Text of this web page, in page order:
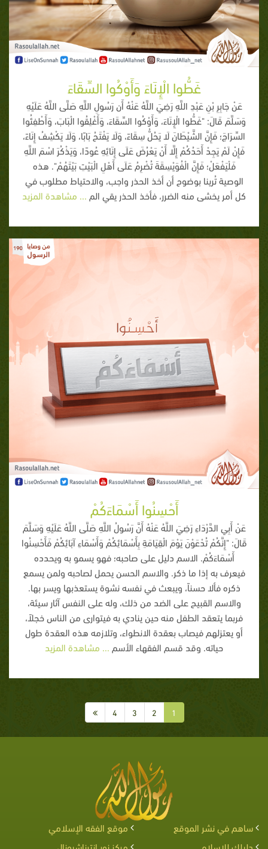
غَطُّوا الْإِنَاءَ وَأَوْكُوا السِّقَاءَ
عَنْ جَابِرِ بْنِ عَبْدِ اللَّهِ رَضِيَ اللَّهُ عَنْهُ أَن رَسُولِ اللَّهِ صَلَّى اللَّهُ عَلَيْهِ
وَسَلَّمَ قَالَ: "غَطُّوا الْإِنَاءَ، وَأَوْكُوا السِّقَاءَ، وَأَغْلِقُوا الْبَابَ، وَأَطْفِئُوا
السِّرَاجَ؛ فَإِنَّ الشَّيْطَانَ لَا يَحُلُّ سِقَاءً، وَلَا يَفْتَحُ بَابًا، وَلَا يَكْشِفُ إِنَاءً،
فَإِنْ لَمْ يَجِدْ أَحَدُكُمْ إِلَّا أَنْ يَعْرُضَ عَلَى إِنَائِهِ عُودًا، وَيَذْكُرَ اسْمَ اللَّهِ
فَلْيَفْعَلْ؛ فَإِنَّ الْفُوَيْسِقَةَ تُضْرِمُ عَلَى أَهْلِ الْبَيْتِ بَيْتَهُمْ". هذه
الوصية تُرينا بوضوح أن أخذ الحذر واجب، والاحتياط مطلوب في
كل أمر يخشى منه الضرر، فأخذ الحذر يقي الم ... مشاهدة المزيد
أَحْسِنُوا أَسْمَاءَكُمْ
عَنْ أَبِي الدَّرْدَاءِ رَضِيَ اللَّهُ عَنْهُ أَنَّ رَسُولُ اللَّهِ صَلَّى اللَّهُ عَلَيْهِ وَسَلَّمَ
قَالَ: "إِنَّكُمْ تُدْعَوْنَ يَوْمَ الْقِيَامَةِ بِأَسْمَائِكُمْ وَأَسْمَاءِ آبَائِكُمْ فَأَحْسِنُوا
أَسْمَاءَكُمْ. الاسم دليل على صاحبه؛ فهو يسمو به ويحدده
فيعرف به إذا ما ذكر. والاسم الحسن يحمل لصاحبه ولمن يسمع
ذكره فألا حسناً، ويبعث في نفسه نشوة يستعذبها ويسر بها.
والاسم القبيح على الضد من ذلك، وله على النفس آثار سيئة،
فربما يتعقد الطفل منه حين ينادي به فيتوارى من الناس خجلاً،
أو يعتزلهم فيصاب بعقدة الانطواء، وتلازمه هذه العقدة طول
حياته. وقد قسم الفقهاء الأسم ... مشاهدة المزيد
1
2
3
4
ساهم في نشر الموقع
موقع الفقه الإسلامي